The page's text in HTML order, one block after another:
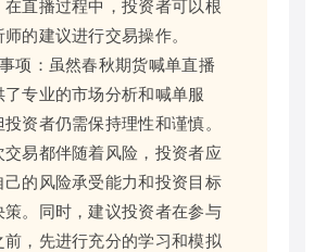
在直播过程中，投资者可以根
的建议进行交易操作。
项：虽然春秋期货喊单直播
了专业的市场分析和喊单服
资者仍需保持理性和谨慎。
交易都伴随着风险，投资者应
己的风险承受能力和投资目标
策。同时，建议投资者在参与
前，先进行充分的学习和模拟